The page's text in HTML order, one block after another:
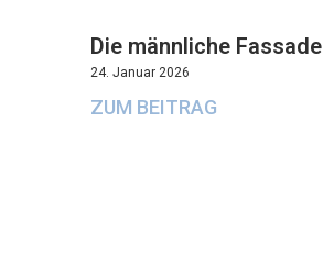
Die männliche Fassade
24. Januar 2026
ZUM BEITRAG